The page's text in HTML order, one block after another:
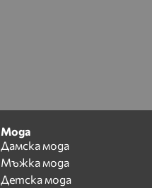
Мода
Дамска мода
Мъжка мода
Детска мода